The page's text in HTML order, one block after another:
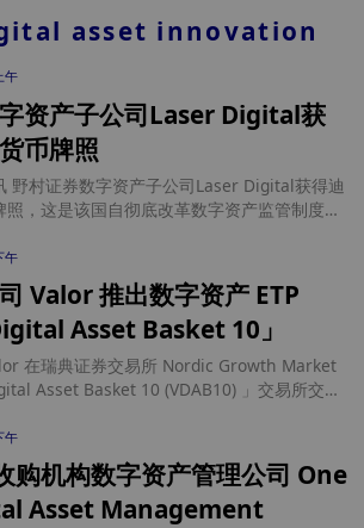
asset innovation
午
资产子公司Laser Digital获
币牌照
野村证券数字资产子公司Laser Digital获得迪
照，这是该国自彻底改革数字资产监管制度以
场外交易服务和数字资产投资产品。 据悉，
6月获得MVP运营许可证，距离完整许可证相
博社）
午
Valor 推出数字资产 ETP
Asset Basket 10」
在瑞典证券交易所 Nordic Growth Market
Asset Basket 10 (VDAB10) 」交易所交易
务。Valor 还表示，预计在不久的将来会在
交易所推出更多加密货币 ETP 产品。
午
购机构数字资产管理公司 One
Asset Management